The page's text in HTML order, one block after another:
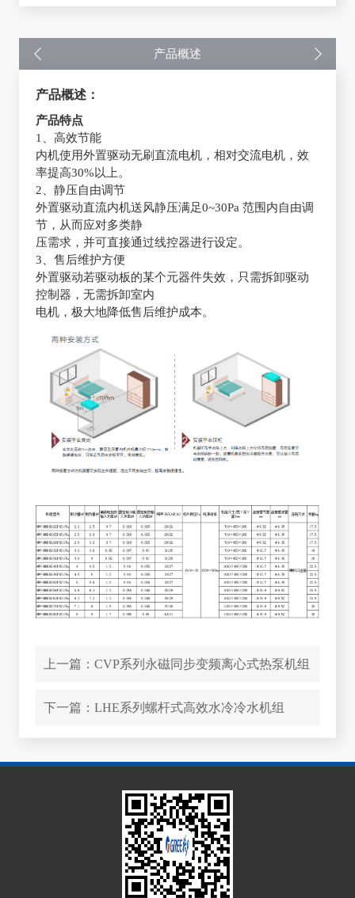
产品概述
产品概述：
产品特点
1、高效节能
内机使用外置驱动无刷直流电机，相对交流电机，效
率提高30%以上。
2、静压自由调节
外置驱动直流内机送风静压满足0~30Pa 范围内自由调
节，从而应对多类静
压需求，并可直接通过线控器进行设定。
3、售后维护方便
外置驱动若驱动板的某个元器件失效，只需拆卸驱动
控制器，无需拆卸室内
电机，极大地降低售后维护成本。
上一篇： CVP系列永磁同步变频离心式热泵机组
下一篇： LHE系列螺杆式高效水冷冷水机组